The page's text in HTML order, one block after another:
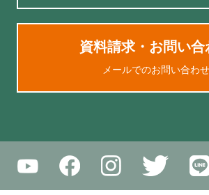
資料請求・お問い合
メールでのお問い合わせ